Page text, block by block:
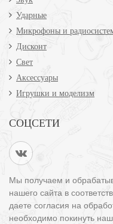
Ударные
Микрофоны и
Дисконт
Свет
Аксессуары
Игрушки и моделизм
СОЦСЕТИ
Мы получаем и
нашего сайта в
даете согласия на
необходимо покинуть наш